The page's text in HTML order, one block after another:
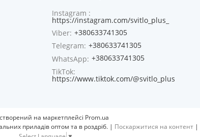
Instagram
https://instagram.com/svitlo_plus_
Viber +380633741305
Telegram +380633741305
WhatsApp +380633741305
TikTok
https://www.tiktok.com/@svitlo_plus
на маркетплейсі Prom.ua
RASSVET - Комплексне постачання електротоварів та освітлювальних приладів оптом та в роздріб. | Поскаржитися на контент |